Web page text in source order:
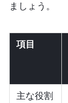
ましょう。
項目
主な役割